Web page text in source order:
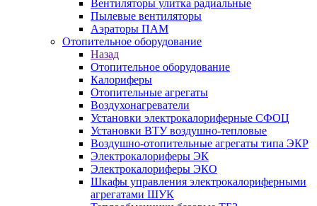
Вентиляторы улитка радиальные
Пылевые вентиляторы
Аэраторы ПАМ
Отопительное оборудование
Назад
Отопительное оборудование
Калориферы
Отопительные агрегаты
Воздухонагреватели
Установки электрокалориферные СФОЦ
Установки ВТУ воздушно-тепловые
Воздушно-отопительные агрегаты типа ЭКР
Электрокалориферы ЭК
Электрокалориферы ЭКО
Шкафы управления электрокалориферными
агрегатами ШУК